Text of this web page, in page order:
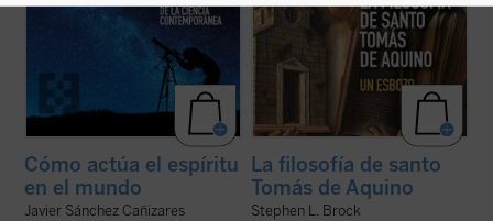
Cómo actúa el espíritu
en el mundo
Javier Sánchez Cañizares
La filosofía de santo
Tomás de Aquino
Stephen L. Brock